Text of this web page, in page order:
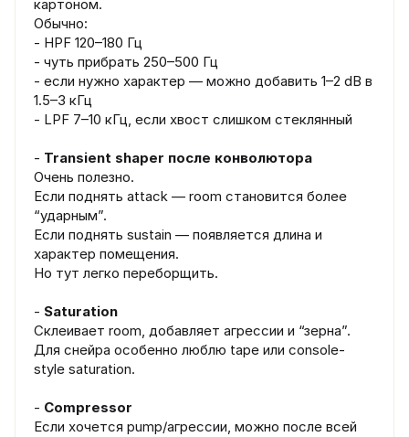
картоном.
Обычно:
- HPF 120–180 Гц
- чуть прибрать 250–500 Гц
- если нужно характер — можно добавить 1–2 dB в
1.5–3 кГц
- LPF 7–10 кГц, если хвост слишком стеклянный
- Transient shaper после конволютора
Очень полезно.
Если поднять attack — room становится более
“ударным”.
Если поднять sustain — появляется длина и
характер помещения.
Но тут легко переборщить.
- Saturation
Склеивает room, добавляет агрессии и “зерна”.
Для снейра особенно люблю tape или console-
style saturation.
- Compressor
Если хочется pump/агрессии, можно после всей